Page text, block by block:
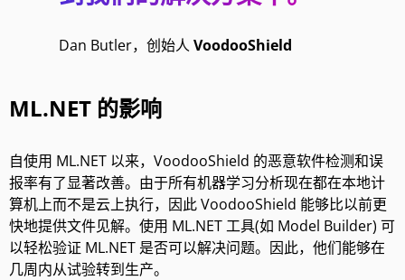
Dan Butler，创始人 VoodooShield
ML.NET 的影响
自使用 ML.NET 以来，VoodooShield 的恶意软件检测和误
报率有了显著改善。由于所有机器学习分析现在都在本地计
算机上而不是云上执行，因此 VoodooShield 能够比以前更
快地提供文件见解。使用 ML.NET 工具(如 Model Builder) 可
以轻松验证 ML.NET 是否可以解决问题。因此，他们能够在
几周内从试验转到生产。